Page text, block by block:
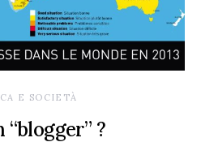
E SOCIETÀ
“blogger” ?